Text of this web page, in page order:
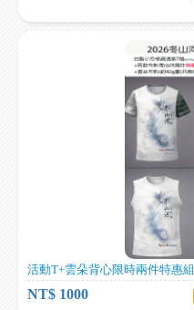
活動T+雲朵背心限時兩件特惠組
NT$ 1000